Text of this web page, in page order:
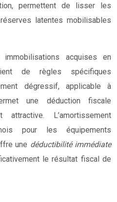
permettent de lisser les
latentes mobilisables
acquises en
de règles spécifiques
dégressif, applicable à
une déduction fiscale
attractive. L’amortissement
pour les équipements
une déductibilité immédiate
le résultat fiscal de